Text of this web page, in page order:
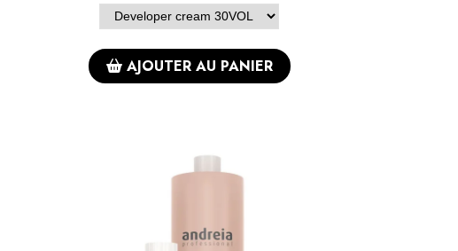
AJOUTER AU PANIER